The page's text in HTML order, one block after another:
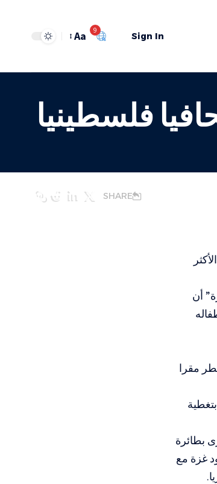
Sign In
9
Aa
فلسطينيا
SHARE
أن
مقرا
بطائرة
غزة مع